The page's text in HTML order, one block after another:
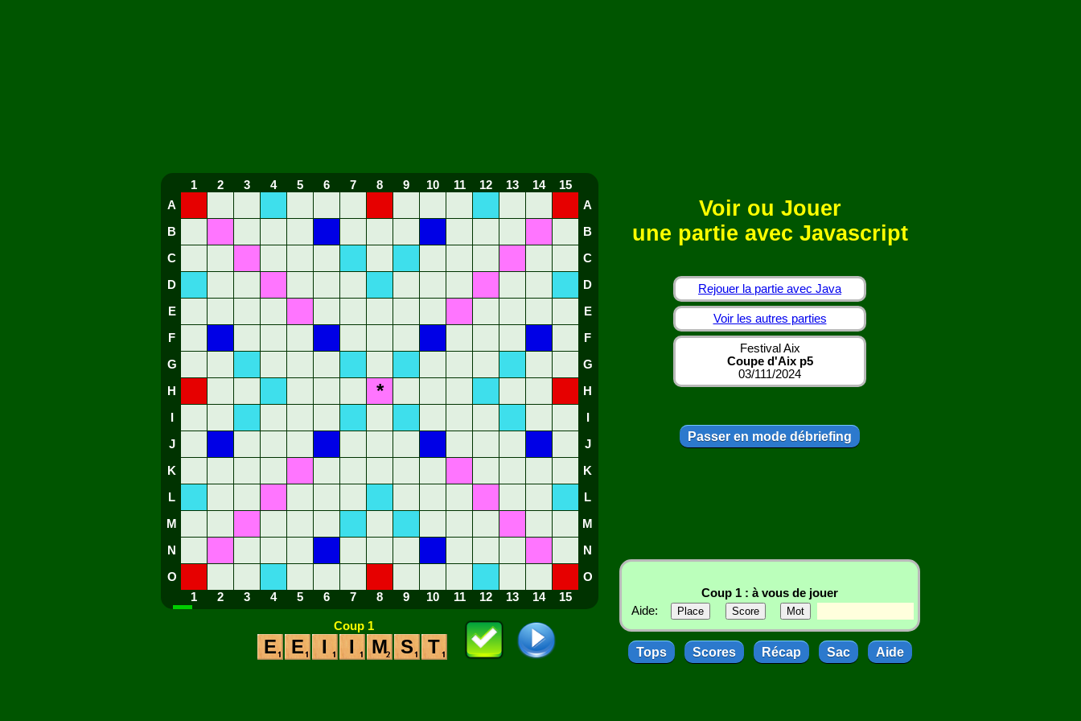
1 2 3 4 5 6 7 8 9 10 11 12 13 14
15
A
A
B B
C C
D D
E E
F F
G G
H * H
J J
K K
L L
M M
N N
O
O
1
2 3 4 5 6 7 8 9 10 11 12 13 14 15
Coup 1
E E I I M S T
Voir ou Jouer
une partie avec Javascript
Rejouer la partie avec Java
Voir les autres parties
Festival Aix
Coupe d'Aix p5
03/111/2024
Passer en mode débriefing
Coup 1 : à vous de jouer
Aide:
Tops Scores Récap Sac Aide